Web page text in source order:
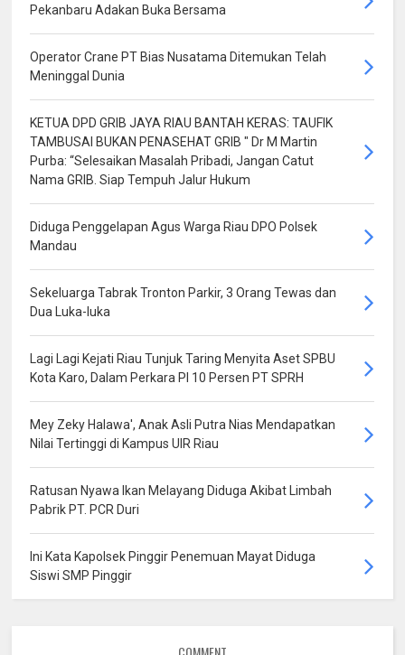
Pekanbaru Adakan Buka Bersama
Operator Crane PT Bias Nusatama Ditemukan Telah
Meninggal Dunia
KETUA DPD GRIB JAYA RIAU BANTAH KERAS: TAUFIK
TAMBUSAI BUKAN PENASEHAT GRIB " Dr M Martin
Purba: “Selesaikan Masalah Pribadi, Jangan Catut
Nama GRIB. Siap Tempuh Jalur Hukum
Diduga Penggelapan Agus Warga Riau DPO Polsek
Mandau
Sekeluarga Tabrak Tronton Parkir, 3 Orang Tewas dan
Dua Luka-luka
Lagi Lagi Kejati Riau Tunjuk Taring Menyita Aset SPBU
Kota Karo, Dalam Perkara PI 10 Persen PT SPRH
Mey Zeky Halawa', Anak Asli Putra Nias Mendapatkan
Nilai Tertinggi di Kampus UIR Riau
Ratusan Nyawa Ikan Melayang Diduga Akibat Limbah
Pabrik PT. PCR Duri
Ini Kata Kapolsek Pinggir Penemuan Mayat Diduga
Siswi SMP Pinggir